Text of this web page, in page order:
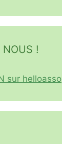
NOUS !
sur helloasso